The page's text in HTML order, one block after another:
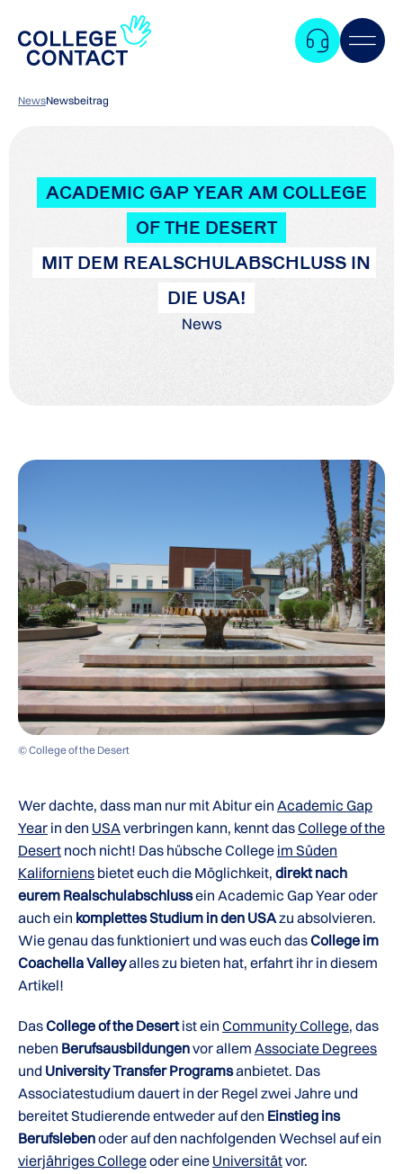
NewsNewsbeitrag
ACADEMIC GAP YEAR AM COLLEGE
OF THE DESERT
MIT DEM REALSCHULABSCHLUSS IN
DIE USA!
News
© College of the Desert
Wer dachte, dass man nur mit Abitur ein Academic Gap
Year in den USAverbringen kann, kennt dasCollege of the
Desert noch nicht! Das hübsche College im Süden
Kaliforniens bietet euch die Möglichkeit, direkt nach
eurem Realschulabschlussein Academic Gap Year oder
auch ein komplettes Studium in den USAzu absolvieren.
Wie genau das funktioniert und was euch dasCollege im
Coachella Valleyalles zu bieten hat, erfahrt ihr in diesem
Artikel!
DasCollege of the Desertist ein Community College, das
neben Berufsausbildungenvor allem Associate Degrees
und University Transfer Programsanbietet. Das
Associatestudium dauert in der Regel zwei Jahre und
bereitet Studierende entweder auf den Einstieg ins
Berufslebenoder auf den nachfolgenden Wechsel auf ein
vierjähriges Collegeoder eine Universitätvor.